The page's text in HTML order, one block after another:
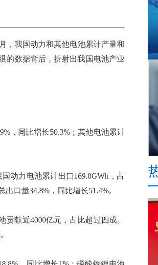
我国动力和其他电池累计产量和
的数据背后，折射出我国电池产业
，同比增长50.3%；其他电池累计
力电池累计出口169.8GWh，占
口量34.8%，同比增长51.4%。
献近4000亿元，占比超过四成。